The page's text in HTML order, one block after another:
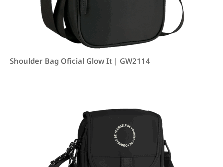
Shoulder Bag Oficial Glow It | GW2114